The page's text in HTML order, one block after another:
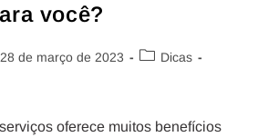
você?
28 de março de 2023
Dicas
oferece muitos benefícios